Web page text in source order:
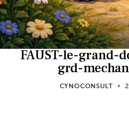
FAUST-le-grand-
grd-
CYNOCONSULT